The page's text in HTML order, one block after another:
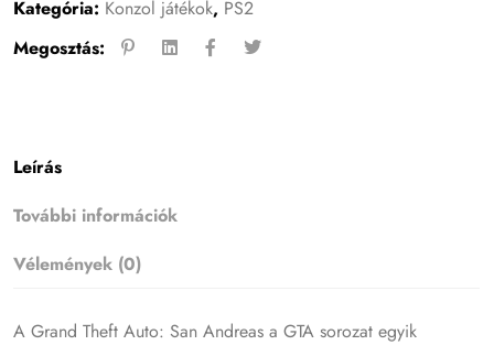
Kategória: Konzol játékok, PS2
Megosztás:
Leírás
További információk
Vélemények (0)
A Grand Theft Auto: San Andreas a GTA sorozat egyik